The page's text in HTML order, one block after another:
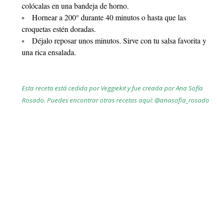
colócalas en una bandeja de horno.
Hornear a 200° durante 40 minutos o hasta que las
croquetas estén doradas.
Déjalo reposar unos minutos. Sirve con tu salsa favorita y
una rica ensalada.
Esta receta está cedida por Veggiekit y fue creada por Ana Sofía
Rosado. Puedes encontrar otras recetas aquí:@anasofia_rosado